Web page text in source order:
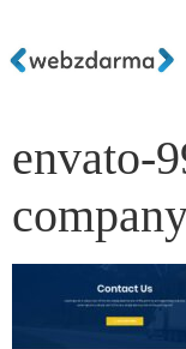
envato-